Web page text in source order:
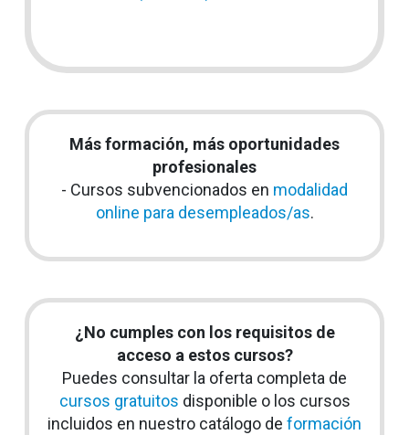
Más formación, más oportunidades
profesionales
- Cursos subvencionados en modalidad
online para desempleados/as.
¿No cumples con los requisitos de
acceso a estos cursos?
Puedes consultar la oferta completa de
cursos gratuitos disponible o los cursos
incluidos en nuestro catálogo de formación